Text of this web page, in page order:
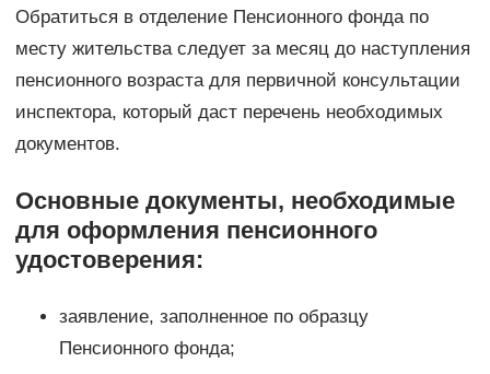
Обратиться в отделение Пенсионного фонда по
месту жительства следует за месяц до наступления
пенсионного возраста для первичной консультации
инспектора, который даст перечень необходимых
документов.
Основные документы, необходимые
для оформления пенсионного
удостоверения:
заявление, заполненное по образцу
Пенсионного фонда;